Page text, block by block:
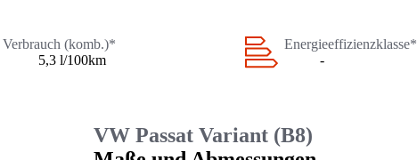
Verbrauch (komb.)*
5,3 l/100km
Energieeffizienzklasse*
-
VW Passat Variant (B8)